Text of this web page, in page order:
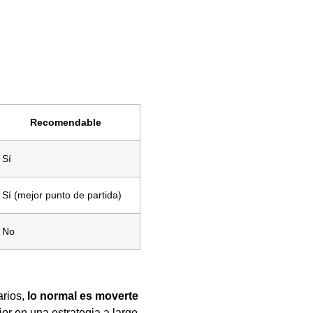
Recomendable
Sí
Sí (mejor punto de partida)
No
lo normal es moverte